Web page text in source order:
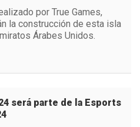
por True Games,
la construcción de esta isla
Árabes Unidos.
será parte de la Esports